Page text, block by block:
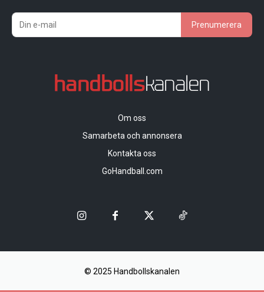
Prenumerera
Om oss
Samarbeta och annonsera
Kontakta oss
GoHandball.com
© 2025 Handbollskanalen